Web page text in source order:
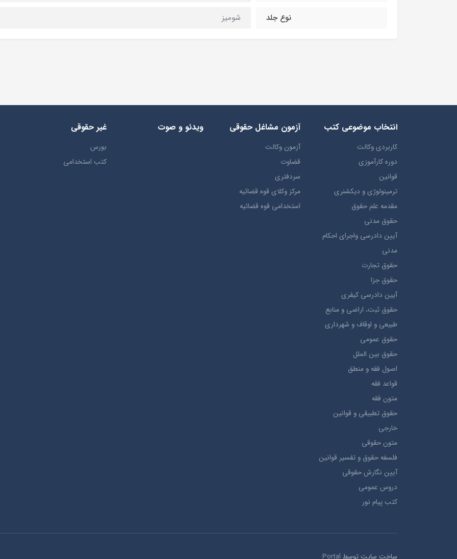
نوع جلد شومیز
انتخاب​ موضوعي​ کتب
کاربردی وکالت
دوره کارآموزی
قوانین
ترمينولوژي و ديکشنري
مقدمه علم حقوق
حقوق مدني
آيين دادرسي ​واجراي ​احکام ​
مدني
حقوق تجارت
حقوق جزا
آيین دادرسی کیفری
حقوق ثبت، اراضي و منابع
طبيعي و اوقاف و شهرداری
حقوق عمومی
حقوق بين الملل
اصول فقه و منطق
قواعد فقه
متون فقه
حقوق تطبيقي و قوانین
خارجی
متون حقوقي
فلسفه حقوق و تفسیر قوانین
آیین نگارش حقوقی
دروس عمومی
کتب پیام نور
آزمون مشاغل حقوقی
آزمون وکالت
قضاوت
سردفتری
مرکز وکلای قوه قضائیه
استخدامی قوه قضائیه
ویدئو و صوت غیر حقوقی
بورس
کتب استخدامی
ساخت سایت توسط Portal